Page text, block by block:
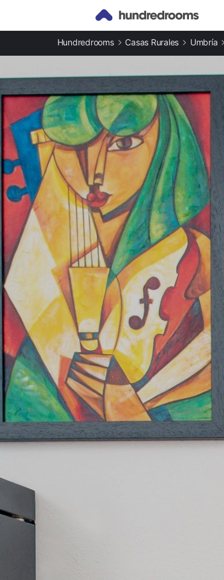
Casas rurales en Montone
Apartamentos en Montone
Hundredrooms Casas Rurales Umbría